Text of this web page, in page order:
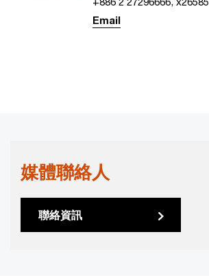
Email
媒體聯絡人
聯絡資訊